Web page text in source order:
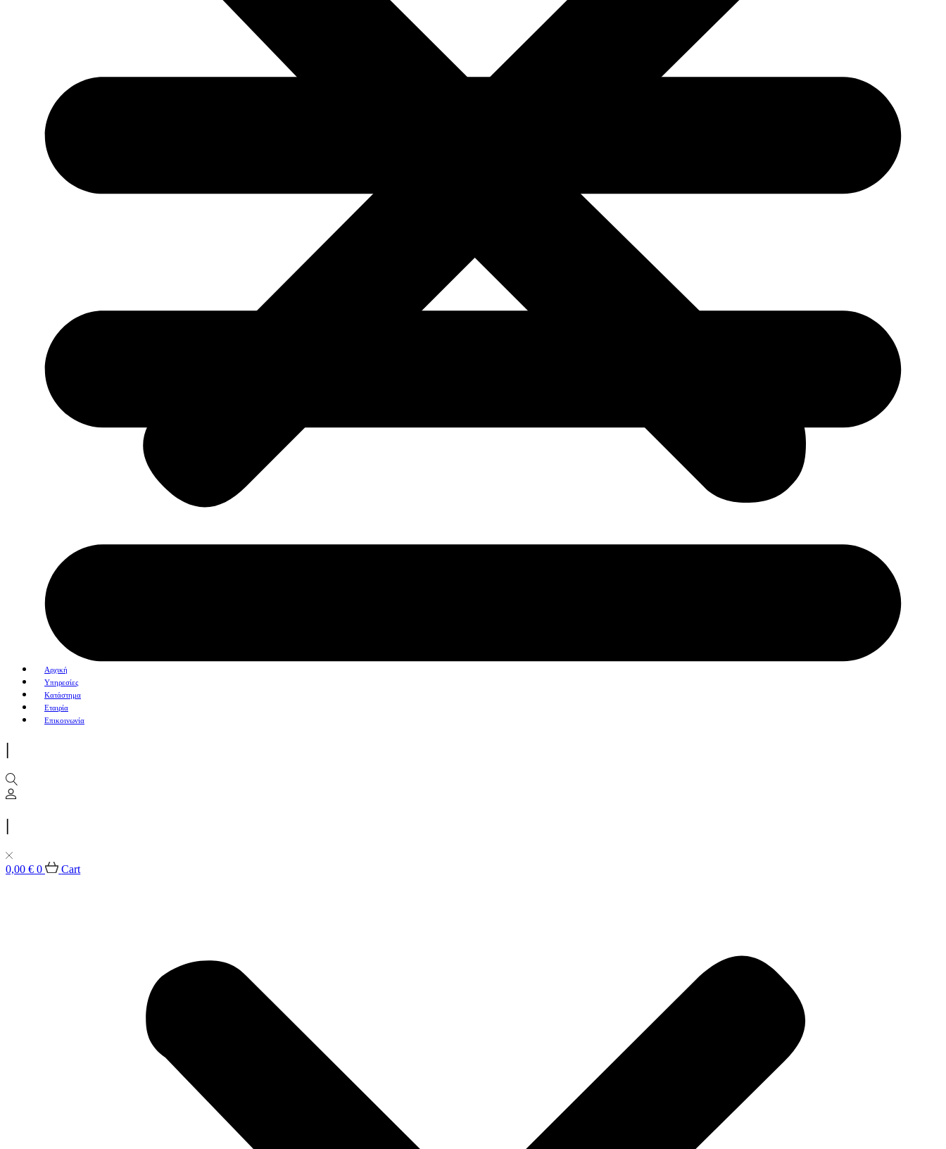
Αρχική
Υπηρεσίες
Κατάστημα
Εταιρία
Επικοινωνία
|
|
0,00 € 0 Cart